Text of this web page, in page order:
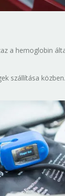
a hemoglobin
szállítása